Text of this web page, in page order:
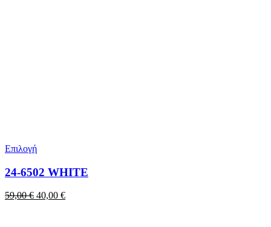
Επιλογή
24-6502 WHITE
59,00€ Original
40,00 €Η